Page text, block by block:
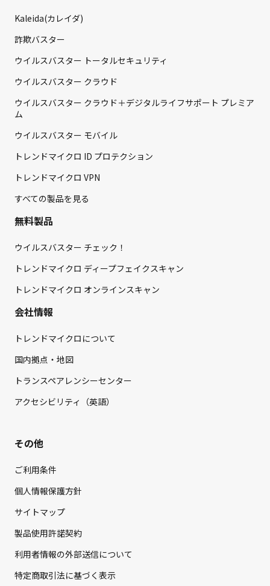
Kaleida(カレイダ)
詐欺バスター
ウイルスバスター トータルセキュリティ
ウイルスバスター クラウド
ウイルスバスター クラウド＋デジタルライフサポート プレミア
ム
ウイルスバスター モバイル
トレンドマイクロ ID プロテクション
トレンドマイクロ VPN
すべての製品を見る
無料製品
ウイルスバスター チェック！
トレンドマイクロ ディープフェイクスキャン
トレンドマイクロ オンラインスキャン
会社情報
トレンドマイクロについて
国内拠点・地図
トランスペアレンシーセンター
アクセシビリティ（英語）
その他
ご利用条件
個人情報保護方針
サイトマップ
製品使用許諾契約
利用者情報の外部送信について
特定商取引法に基づく表示